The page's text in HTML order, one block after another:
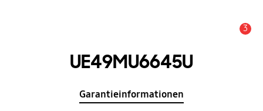
3
UE49MU6645U
Garantieinformationen